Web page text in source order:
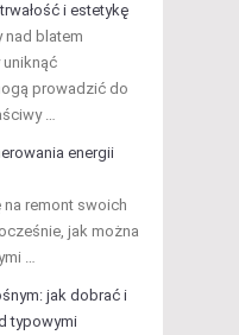
i estetykę
nad blatem
uniknąć
prowadzić do
…
energii
remont swoich
jak można
…
jak dobrać i
typowymi